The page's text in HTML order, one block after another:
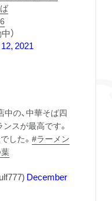
）
2021
の、中華そば四
スが最高です。
した。 #ラーメン
December